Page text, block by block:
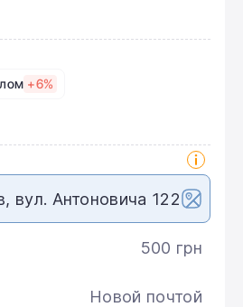
+6%
вул. Антоновича 122
500 грн
Новой почтой